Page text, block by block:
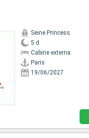
Seine Princess
5 d
Cabine externa
Paris
19/06/2027